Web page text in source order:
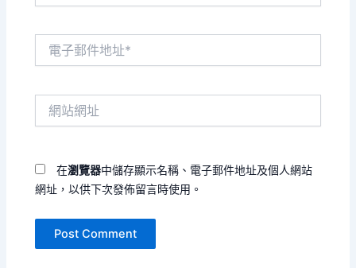
在瀏覽器中儲存顯示名稱、電子郵件地址及個人網站
網址，以供下次發佈留言時使用。